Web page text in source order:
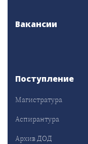
Вакансии
Поступление
Магистратура
Аспирантура
Архив ДОД